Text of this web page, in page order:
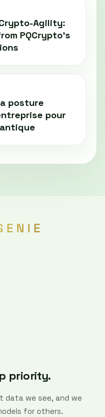
Agility:
PQCrypto’s
posture
pour
priority.
data we see, and we
for others.